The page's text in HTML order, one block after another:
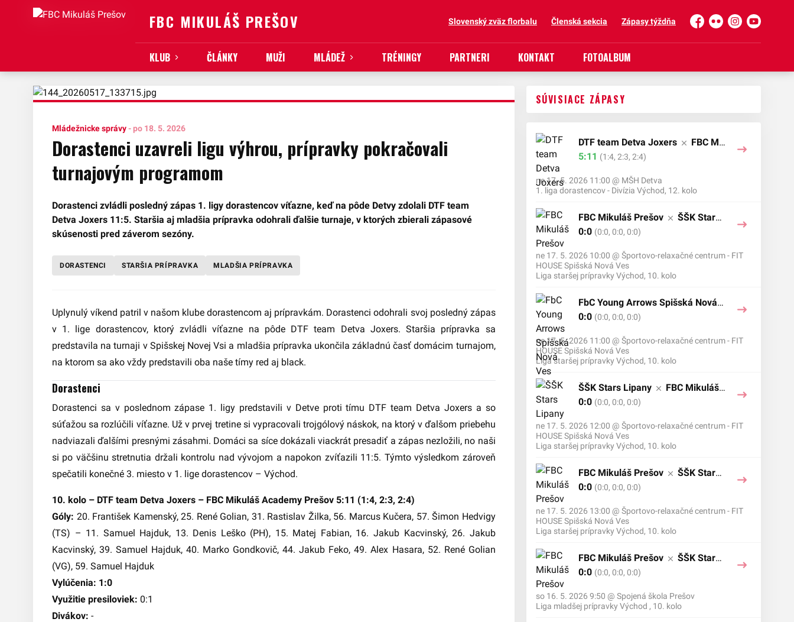
FBC MIKULÁŠ PREŠOV Slovenský zväz florbalu Členská sekcia Zápasy týždňa
Facebook
FlickrInstagramYouTube
KLUB ČLÁNKY MUŽI MLÁDEŽ TRÉNINGY PARTNERI KONTAKT FOTOALBUM
SÚVISIACE ZÁPASY
DTF team Detva Joxers
FBC Mi
kuláš Prešov
5:11 (1:4, 2:3, 2:4)
ne 17. 5. 2026 11:00 @ MŠH Detva
1. liga dorastencov - Divízia Východ, 12. kolo
FBC Mikuláš Prešov
ŠŠK Stars
Lipany - green
0:0 (0:0, 0:0, 0:0)
ne 17. 5. 2026 10:00 @ Športovo-relaxačné centrum - FIT
HOUSE Spišská Nová Ves
Liga staršej prípravky Východ, 10. kolo
FbC Young Arrows Spišská Nová V
es
FBC Mikuláš Prešov
0:0 (0:0, 0:0, 0:0)
ne 17. 5. 2026 11:00 @ Športovo-relaxačné centrum - FIT
HOUSE Spišská Nová Ves
Liga staršej prípravky Východ, 10. kolo
ŠŠK Stars Lipany
FBC Mikuláš
Prešov
0:0 (0:0, 0:0, 0:0)
ne 17. 5. 2026 12:00 @ Športovo-relaxačné centrum - FIT
HOUSE Spišská Nová Ves
Liga staršej prípravky Východ, 10. kolo
FBC Mikuláš Prešov
ŠŠK Stars
Lipany
0:0 (0:0, 0:0, 0:0)
ne 17. 5. 2026 13:00 @ Športovo-relaxačné centrum - FIT
HOUSE Spišská Nová Ves
Liga staršej prípravky Východ, 10. kolo
FBC Mikuláš Prešov
ŠŠK Stars
Lipany
0:0 (0:0, 0:0, 0:0)
so 16. 5. 2026 9:50 @ Spojená škola Prešov
Liga mladšej prípravky Východ , 10. kolo
Mládežnicke správy-po 18. 5. 2026
Dorastenci uzavreli ligu výhrou, prípravky pokračovali
turnajovým programom
Dorastenci zvládli posledný zápas 1. ligy dorastencov víťazne, keď na pôde Detvy zdolali DTF team
Detva Joxers 11:5. Staršia aj mladšia prípravka odohrali ďalšie turnaje, v ktorých zbierali zápasové
skúsenosti pred záverom sezóny.
DORASTENCI STARŠIA PRÍPRAVKA MLADŠIA PRÍPRAVKA
Uplynulý víkend patril v našom klube dorastencom aj prípravkám. Dorastenci odohrali svoj posledný zápas
v 1. lige dorastencov, ktorý zvládli víťazne na pôde DTF team Detva Joxers. Staršia prípravka sa
predstavila na turnaji v Spišskej Novej Vsi a mladšia prípravka ukončila základnú časť domácim turnajom,
na ktorom sa ako vždy predstavili oba naše tímy red aj black.
Dorastenci
Dorastenci sa v poslednom zápase 1. ligy predstavili v Detve proti tímu DTF team Detva Joxers a so
súťažou sa rozlúčili víťazne. Už v prvej tretine si vypracovali trojgólový náskok, na ktorý v ďalšom priebehu
nadviazali ďalšími presnými zásahmi. Domáci sa síce dokázali viackrát presadiť a zápas nezložili, no naši
si po väčšinu stretnutia držali kontrolu nad vývojom a napokon zvíťazili 11:5. Týmto výsledkom zároveň
spečatili konečné 3. miesto v 1. lige dorastencov – Východ.
10. kolo – DTF team Detva Joxers – FBC Mikuláš Academy Prešov 5:11 (1:4, 2:3, 2:4)
Góly: 20. František Kamenský, 25. René Golian, 31. Rastislav Žilka, 56. Marcus Kučera, 57. Šimon Hedvigy
(TS) – 11. Samuel Hajduk, 13. Denis Leško (PH), 15. Matej Fabian, 16. Jakub Kacvinský, 26. Jakub
Kacvinský, 39. Samuel Hajduk, 40. Marko Gondkovič, 44. Jakub Feko, 49. Alex Hasara, 52. René Golian
(VG), 59. Samuel Hajduk
Vylúčenia: 1:0
Využitie presiloviek: 0:1
Divákov: -